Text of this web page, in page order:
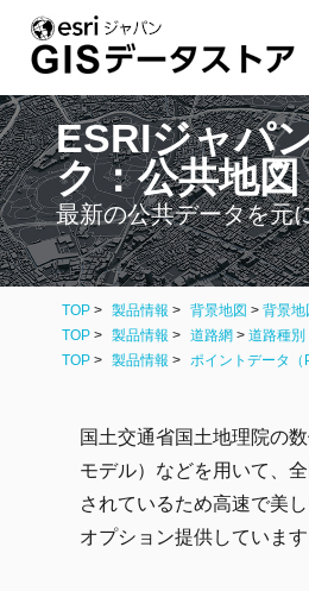
ESRIジャパ
ク：公共地図
最新の公共データを元
TOP 製品情報 背景地図 > 背景地
TOP
製品情報 道路網 > 道路種別
TOP
製品情報 ポイントデータ（
国土交通省国土地理院の
モデル）などを用いて、
されているため高速で美
オプション提供しています